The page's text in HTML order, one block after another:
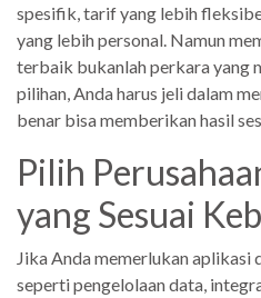
spesifik, tarif yang lebih
yang lebih personal. Namun
terbaik bukanlah perkara yang
pilihan, Anda harus jeli dalam
benar bisa memberikan hasil
Pilih
yang Sesuai
Jika Anda memerlukan aplikasi
seperti pengelolaan data,